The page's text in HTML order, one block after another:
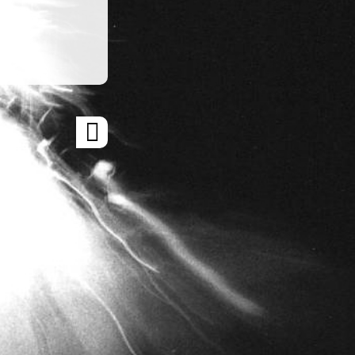
ARTICLE
SUIVANT
»